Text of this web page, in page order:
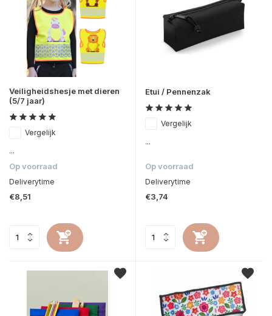
Veiligheidshesje met dieren
(5/7 jaar)
Vergelijk
...
Op voorraad
Deliverytime
€8,51
Etui / Pennenzak
Vergelijk
...
Op voorraad
Deliverytime
€3,74